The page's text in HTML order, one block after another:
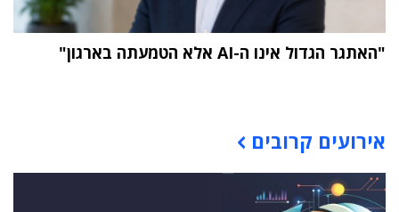
"האתגר הגדול אינו ה-AI אלא הטמעתה בארגון"
אירועים קרובים